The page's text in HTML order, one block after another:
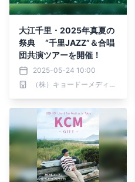
大江千里・2025年真夏の
祭典 “千里JAZZ”＆合唱
団共演ツアーを開催！
2025-05-24 10:00
（株）キョードーメディアス